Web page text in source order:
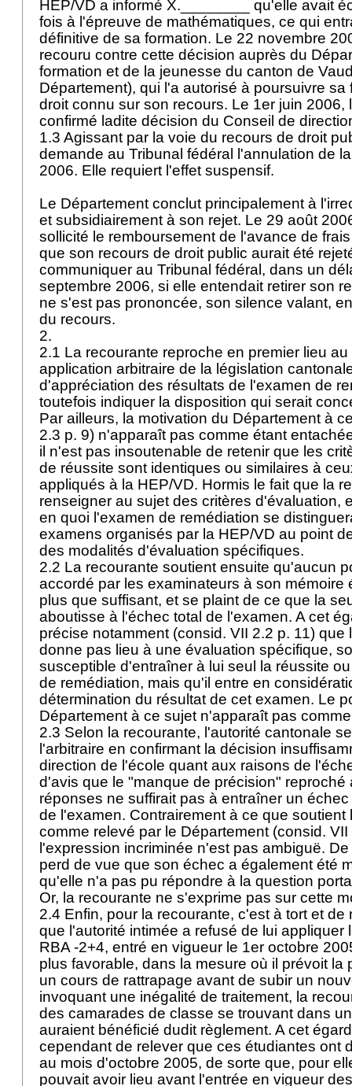
HEP/VD a informé X.________ qu'elle avait
fois à l'épreuve de mathématiques, ce qui
définitive de sa formation. Le 22 novembre
recouru contre cette décision auprès du
formation et de la jeunesse du canton de
Département), qui l'a autorisé à poursuivre sa
droit connu sur son recours. Le 1er juin 2006,
confirmé ladite décision du Conseil de
1.3 Agissant par la voie du recours de droit
demande au Tribunal fédéral l'annulation de
2006. Elle requiert l'effet suspensif.
Le Département conclut principalement à
et subsidiairement à son rejet. Le 29 août
sollicité le remboursement de l'avance de
que son recours de droit public aurait été
communiquer au Tribunal fédéral, dans un
septembre 2006, si elle entendait retirer son
ne s'est pas prononcée, son silence valant,
du recours.
2.
2.1 La recourante reproche en premier lieu
application arbitraire de la législation
d'appréciation des résultats de l'examen de
toutefois indiquer la disposition qui serait
Par ailleurs, la motivation du Département à
2.3 p. 9) n'apparaît pas comme étant
il n'est pas insoutenable de retenir que les
de réussite sont identiques ou similaires à
appliqués à la HEP/VD. Hormis le fait que la
renseigner au sujet des critères d'évaluation,
en quoi l'examen de remédiation se
examens organisés par la HEP/VD au point
des modalités d'évaluation spécifiques.
2.2 La recourante soutient ensuite qu'aucun
accordé par les examinateurs à son mémoire
plus que suffisant, et se plaint de ce que la
aboutisse à l'échec total de l'examen. A cet
précise notamment (consid. VII 2.2 p. 11) que
donne pas lieu à une évaluation spécifique,
susceptible d'entraîner à lui seul la réussite
de remédiation, mais qu'il entre en
détermination du résultat de cet examen. Le
Département à ce sujet n'apparaît pas
2.3 Selon la recourante, l'autorité cantonale
l'arbitraire en confirmant la décision
direction de l'école quant aux raisons de
d'avis que le "manque de précision" reproché
réponses ne suffirait pas à entraîner un
de l'examen. Contrairement à ce que soutient
comme relevé par le Département (consid. VII
l'expression incriminée n'est pas ambiguë.
perd de vue que son échec a également été
qu'elle n'a pas pu répondre à la question
Or, la recourante ne s'exprime pas sur cette
2.4 Enfin, pour la recourante, c'est à tort et de
que l'autorité intimée a refusé de lui appliquer
RBA -2+4, entré en vigueur le 1er octobre
plus favorable, dans la mesure où il prévoit la
un cours de rattrapage avant de subir un
invoquant une inégalité de traitement, la
des camarades de classe se trouvant dans
auraient bénéficié dudit règlement. A cet
cependant de relever que ces étudiantes ont
au mois d'octobre 2005, de sorte que, pour
pouvait avoir lieu avant l'entrée en vigueur